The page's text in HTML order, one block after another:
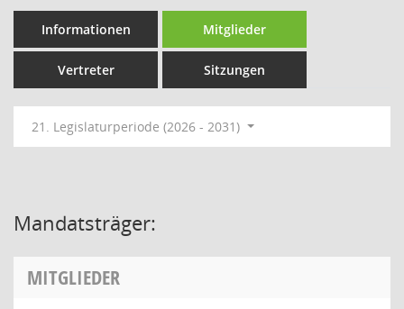
Informationen Mitglieder
Vertreter Sitzungen
21. Legislaturperiode (2026 - 2031)
Mandatsträger:
MITGLIEDER